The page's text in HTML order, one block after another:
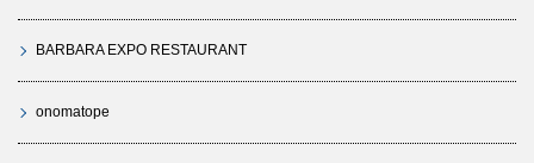
BARBARA EXPO RESTAURANT
onomatope